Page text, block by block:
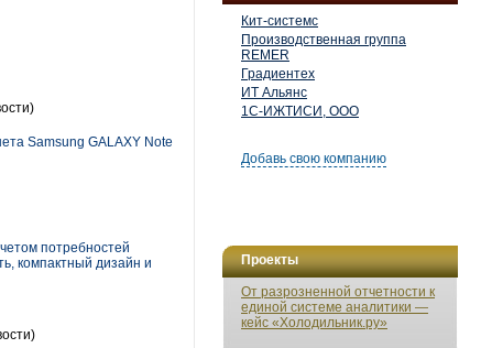
Кит-системс
Производственная группа
REMER
Градиентех
ИТ Альянс
1С-ИЖТИСИ, ООО
Добавь свою компанию
Проекты
От разрозненной отчетности к
единой системе аналитики —
кейс «Холодильник.ру»
Samsung GALAXY Note
потребностей
компактный дизайн и